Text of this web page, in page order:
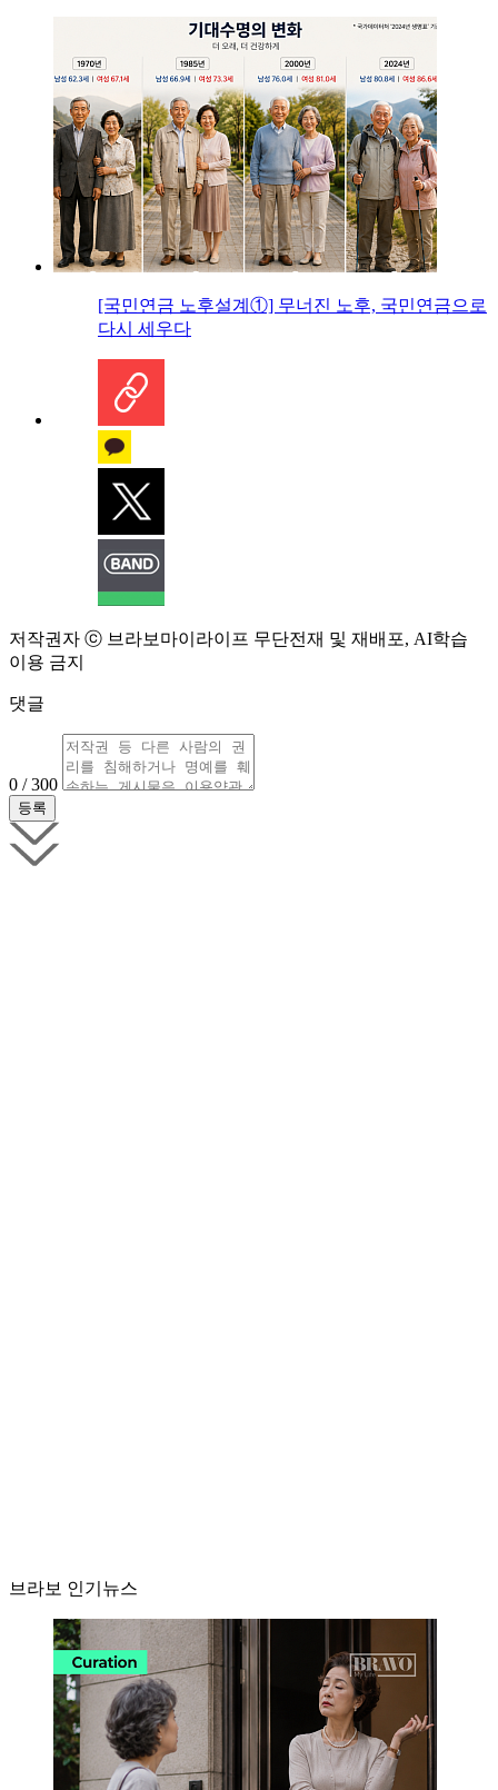
[국민연금 노후설계①] 무너진 노후, 국민연금으로
다시 세우다
저작권자 ⓒ 브라보마이라이프 무단전재 및 재배포, AI학습
이용 금지
댓글
0 / 300
브라보 인기뉴스